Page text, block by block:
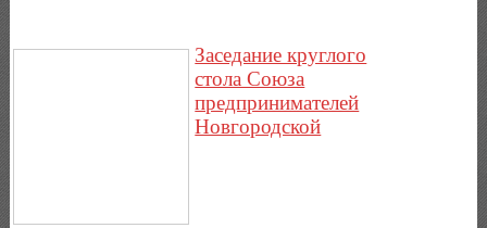
Заседание круглого
стола Союза
предпринимателей
Новгородской